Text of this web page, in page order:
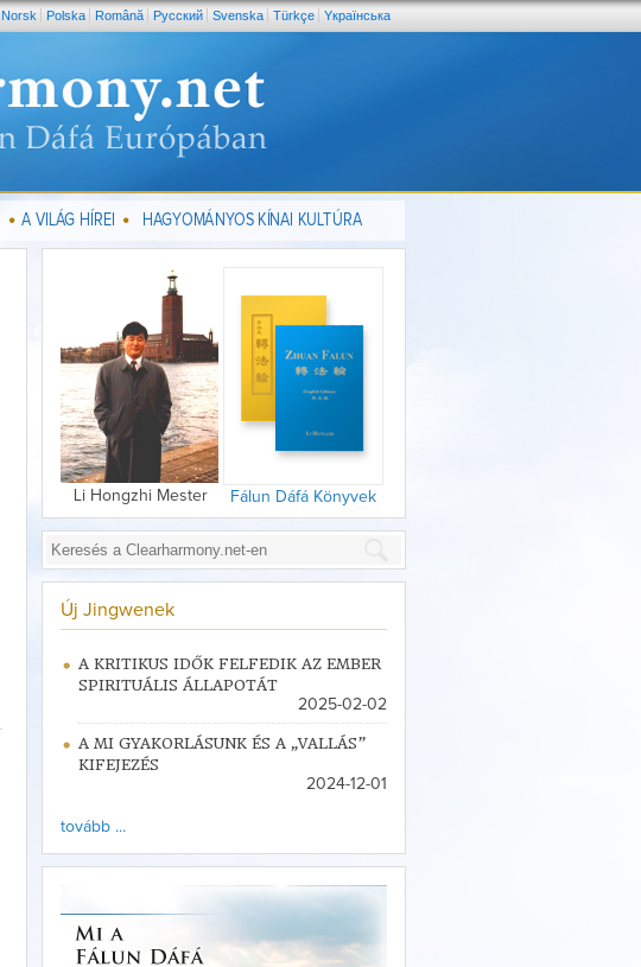
Norsk Polska Română Pусский Svenska Türkçe Yкраїнська
A VILÁG HÍREI HAGYOMÁNYOS KÍNAI KULTÚRA
Li Hongzhi Mester Fálun Dáfá Könyvek
Új Jingwenek
A KRITIKUS IDŐK FELFEDIK AZ EMBER
SPIRITUÁLIS ÁLLAPOTÁT
2025-02-02
A MI GYAKORLÁSUNK ÉS A „VALLÁS”
KIFEJEZÉS
2024-12-01
tovább ...